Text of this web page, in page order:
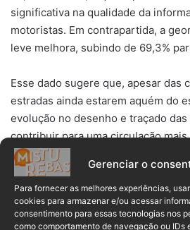
Gerenciar o
Para fornecer as melhores experiências,
cookies para armazenar e/ou acessar
consentimento para essas tecnologias nos
como comportamento de navegação ou IDs
significativa na qualidade da
motoristas. Em contrapartida, a
leve melhora, subindo de 69,3%
Esse dado sugere que, apesar das
estradas ainda estarem aquém do
evolução no desenho e traçado
contribuir para uma circulação mais
Destaques negativos
A pesquisa destacou a rodovia
Água Doce a Santa Cecília, como